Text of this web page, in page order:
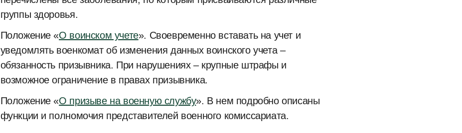
группы здоровья.
Положение «О воинском учете». Своевременно вставать на учет и
уведомлять военкомат об изменения данных воинского учета –
обязанность призывника. При нарушениях – крупные штрафы и
возможное ограничение в правах призывника.
Положение «О призыве на военную службу». В нем подробно описаны
функции и полномочия представителей военного комиссариата.